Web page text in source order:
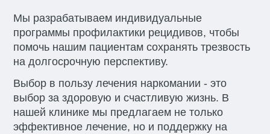
Мы разрабатываем индивидуальные
программы профилактики рецидивов, чтобы
помочь нашим пациентам сохранять трезвость
на долгосрочную перспективу.
Выбор в пользу лечения наркомании - это
выбор за здоровую и счастливую жизнь. В
нашей клинике мы предлагаем не только
эффективное лечение, но и поддержку на